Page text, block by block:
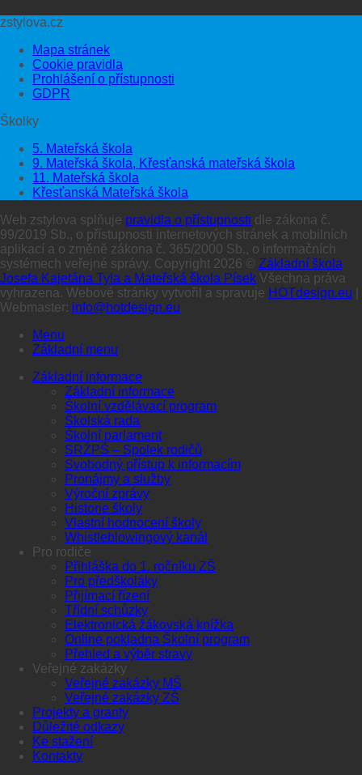
zstylova.cz
Mapa stránek
Cookie pravidla
Prohlášení o přístupnosti
GDPR
Školky
5. Mateřská škola
9. Mateřská škola, Křesťanská mateřská škola
11. Mateřská škola
Křesťanská Mateřská škola
Web zstylova splňuje pravidla o přístupnosti dle zákona č.
99/2019 Sb., o přístupnosti internetových stránek a mobilních
aplikací a o změně zákona č. 365/2000 Sb., o informačních
systémech veřejné správy. Copyright 2026 © Základní škola
Josefa Kajetána Tyla a Mateřská škola Písek Všechna práva
vyhrazena. Webové stránky vytvořil a spravuje HOTdesign.eu
Webmaster: info@hotdesign.eu
Menu
Základní menu
Základní informace
Základní informace
Školní vzdělávací program
Školská rada
Školní parlament
SRŽPŠ – Spolek rodičů
Svobodný přístup k informacím
Pronájmy a služby
Výroční zprávy
Historie školy
Vlastní hodnocení školy
Whistleblowingový kanál
Pro rodiče
Přihláška do 1. ročníku ZŠ
Pro předškoláky
Přijímací řízení
Třídní schůzky
Elektronická žákovská knížka
Online pokladna Školní program
Přehled a výběr stravy
Veřejné zakázky
Veřejné zakázky MŠ
Veřejné zakázky ZŠ
Projekty a granty
Důležité odkazy
Ke stažení
Kontakty